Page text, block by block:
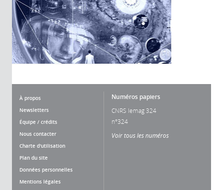
À propos
Newsletters
Équipe / crédits
Nous contacter
Charte d'utilisation
Plan du site
Données personnelles
Mentions légales
Numéros papiers
CNRS lemag 324
n°324
Voir tous les numéros